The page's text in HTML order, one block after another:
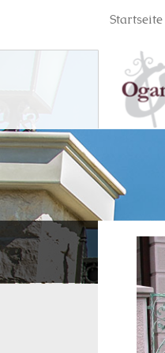
Startseite